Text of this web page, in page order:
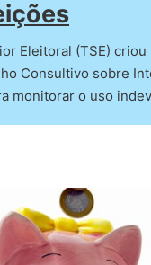
Eleitoral (TSE)
Consultivo sobre
monitorar o uso